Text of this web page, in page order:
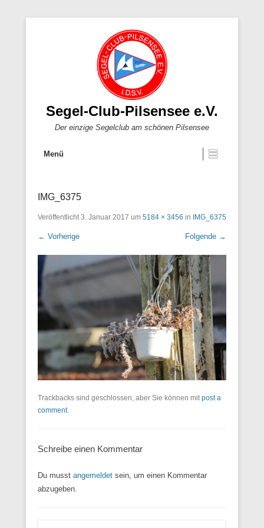
Segel-Club-Pilsensee e.V.
Der einzige Segelclub am schönen Pilsensee
Menü
IMG_6375
Veröffentlicht3. Januar 2017 um 5184 × 3456 in IMG_6375
← Vorherige Folgende →
Trackbacks sind geschlossen, aber Sie können mitpost a
comment.
Schreibe einen Kommentar
Du musst angemeldet sein, um einen Kommentar
abzugeben.